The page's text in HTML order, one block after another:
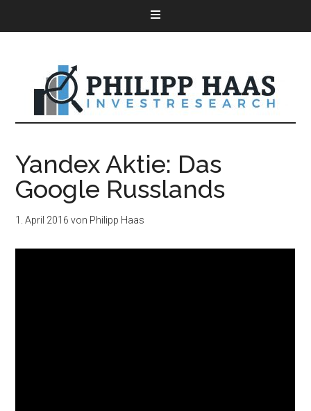
Yandex Aktie: Das
Google Russlands
1. April 2016 von Philipp Haas